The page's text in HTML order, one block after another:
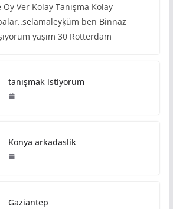
Ver Kolay Tanışma Kolay
ben Binnaz
yaşım 30 Rotterdam
tanışmak istiyorum
Konya arkadaslik
Gaziantep